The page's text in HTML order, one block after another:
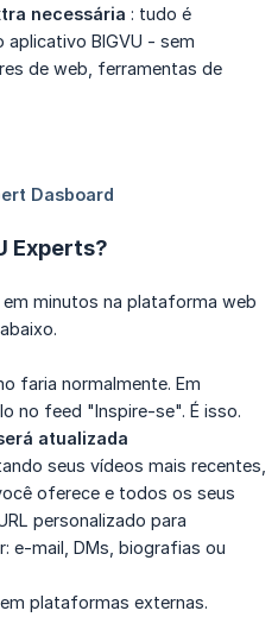
necessária : tudo é
aplicativo BIGVU - sem
de web, ferramentas de
Experts?
minutos na plataforma web
faria normalmente. Em
no feed "Inspire-se". É isso.
atualizada
seus vídeos mais recentes,
oferece e todos os seus
personalizado para
e-mail, DMs, biografias ou
plataformas externas.